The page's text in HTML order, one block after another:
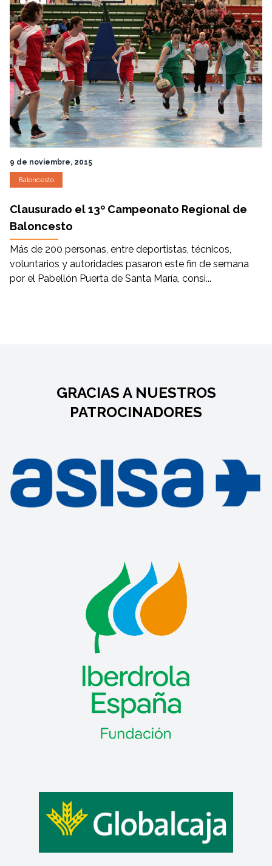
9 de noviembre, 2015
Baloncesto
Clausurado el 13º Campeonato Regional de
Baloncesto
Más de 200 personas, entre deportistas, técnicos,
voluntarios y autoridades pasaron este fin de semana
por el Pabellón Puerta de Santa María, consi...
GRACIAS A NUESTROS
PATROCINADORES